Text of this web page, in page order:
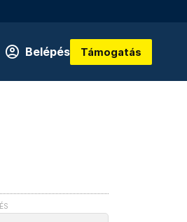
Belépés Támogatás